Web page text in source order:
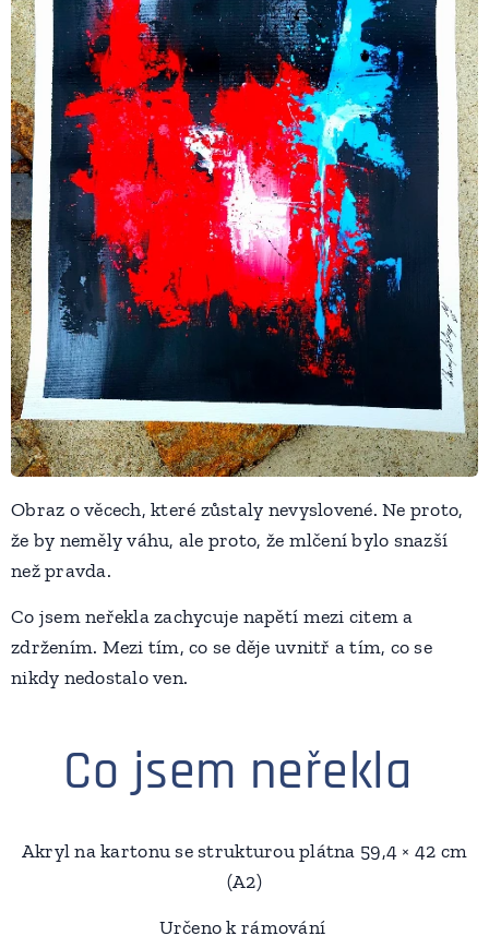
Obraz o věcech, které zůstaly nevyslovené. Ne proto,
že by neměly váhu, ale proto, že mlčení bylo snazší
než pravda.
Co jsem neřekla zachycuje napětí mezi citem a
zdržením. Mezi tím, co se děje uvnitř a tím, co se
nikdy nedostalo ven.
Co jsem neřekla
Akryl na kartonu se strukturou plátna 59,4 × 42 cm
(A2)
Určeno k rámování